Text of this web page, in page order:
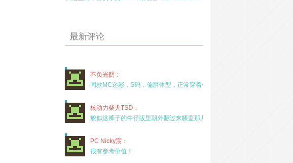
最新评论
不负光阴：
同款MC迷彩，S码，偏胖体型，正常穿着一年半，没
核动力柴犬TSD：
貌似这裤子的牛仔版里朝外翻过来膝盖那儿有放护膝的
PC Nicky宸：
很有参考价值！